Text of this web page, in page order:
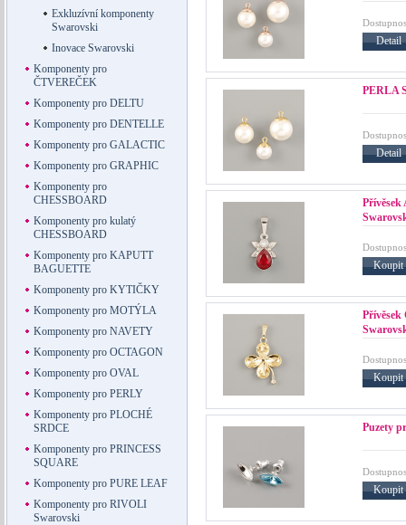
Exkluzívní komponenty
Swarovski
Inovace Swarovski
Komponenty pro
ČTVEREČEK
Komponenty pro DELTU
Komponenty pro DENTELLE
Komponenty pro GALACTIC
Komponenty pro GRAPHIC
Komponenty pro
CHESSBOARD
Komponenty pro kulatý
CHESSBOARD
Komponenty pro KAPUTT
BAGUETTE
Komponenty pro KYTIČKY
Komponenty pro MOTÝLA
Komponenty pro NAVETY
Komponenty pro OCTAGON
Komponenty pro OVAL
Komponenty pro PERLY
Komponenty pro PLOCHÉ
SRDCE
Komponenty pro PRINCESS
SQUARE
Komponenty pro PURE LEAF
Komponenty pro RIVOLI
Swarovski
Detail
PERLA
Detail
Koupit
Koupit
Puzety
Koupit